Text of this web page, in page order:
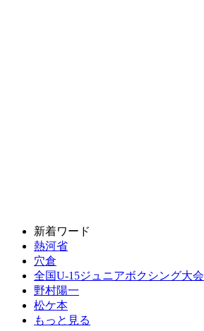
新着ワード
熱河省
穴倉
全国U-15ジュニアボクシング大会
野村陽一
松ケ本
もっと見る